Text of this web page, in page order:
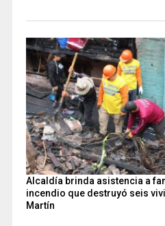
Alcaldía brinda asistencia a
incendio que destruyó seis
Martín